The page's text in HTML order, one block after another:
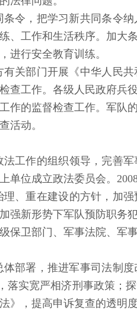
令，把学习新共同条令
、工作和生活秩序。加大
进行安全教育训练。
关部门开展《中华人民
查工作。各级人民政府兵
作的监督检查工作。军队
活动。
工作的组织领导，完善军
单位成立政法委员会。
、重在建设的方针，加强
强新形势下军队预防职务
保卫部门、军事法院、军
部署，推进军事司法制
落实宽严相济刑事政策；
》，提高申诉复查的透明